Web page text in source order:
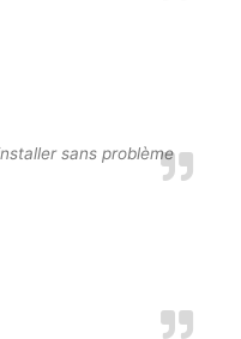
sans problème